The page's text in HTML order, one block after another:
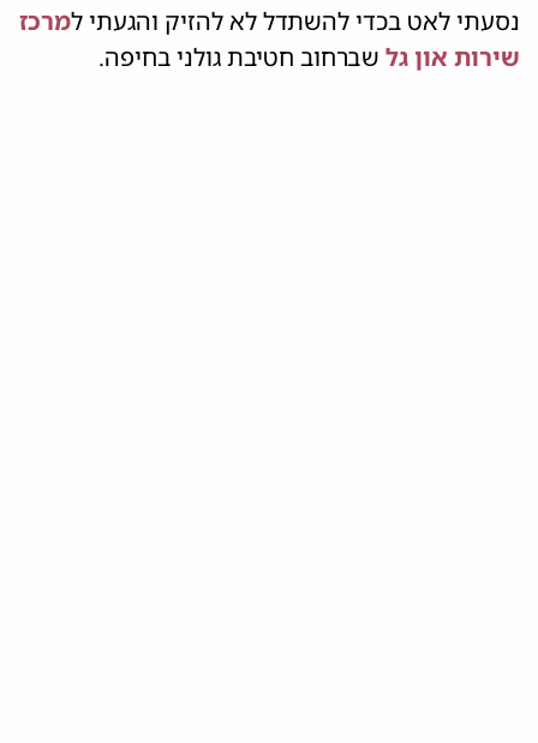
נסעתי לאט בכדי להשתדל לא להזיק והגעתי למרכז
שירות און גל שברחוב חטיבת גולני בחיפה.